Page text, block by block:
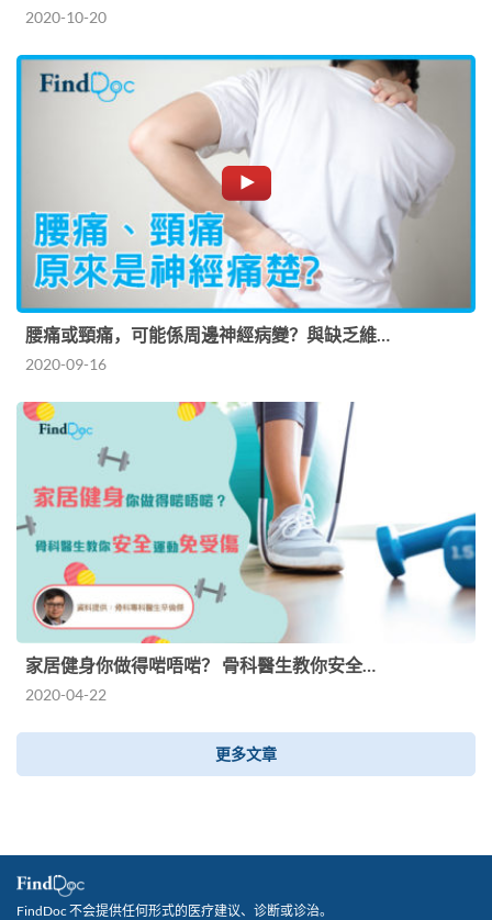
2020-10-20
腰痛或頸痛，可能係周邊神經病變？與缺乏維…
2020-09-16
家居健身你做得啱唔啱？ 骨科醫生教你安全…
2020-04-22
更多文章
FindDoc 不会提供任何形式的医疗建议、诊断或诊治。